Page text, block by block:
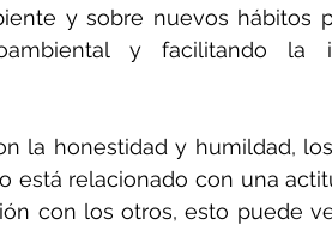
y sobre nuevos hábitos
y facilitando la
la honestidad y humildad,
está relacionado con una
con los otros, esto puede